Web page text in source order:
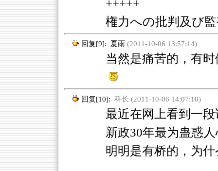
+++++
権力への批判及び
回复[9]: 夏雨(2011-10-06 13:57:14)
当然是痛苦的，有时
回复[10]: 科长 (2011-10-06 14:07:10)
最近在网上看到一段
新政30年最为蛊惑
明明是有桥的，为